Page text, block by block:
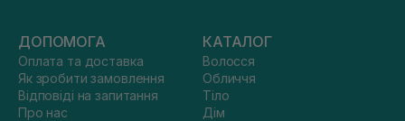
ДОПОМОГА
Оплата та доставка
Як зробити замовлення
Відповіді на запитання
Про нас
КАТАЛОГ
Волосся
Обличчя
Тіло
Дім